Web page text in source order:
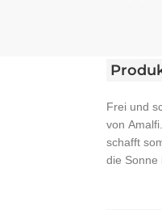
Frei und
von
schafft
die Sonne
dennoch
mit einem